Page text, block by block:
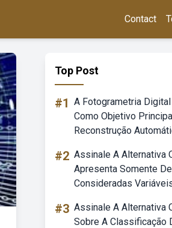
Contact
Top Post
#1 A Fotogrametria
Como Objetivo
Reconstrução
#2 Assinale A Alternativa
Apresenta Somente
Consideradas
#3 Assinale A Alternativa
Sobre A Classificação